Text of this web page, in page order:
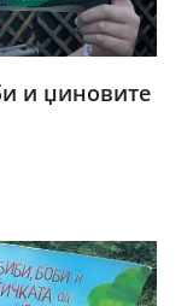
и џиновите